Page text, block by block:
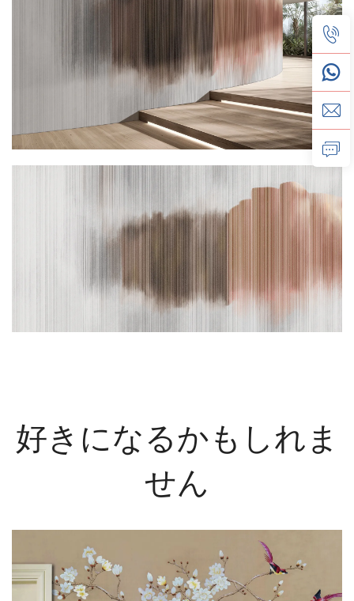
好きになるかもしれま
せん